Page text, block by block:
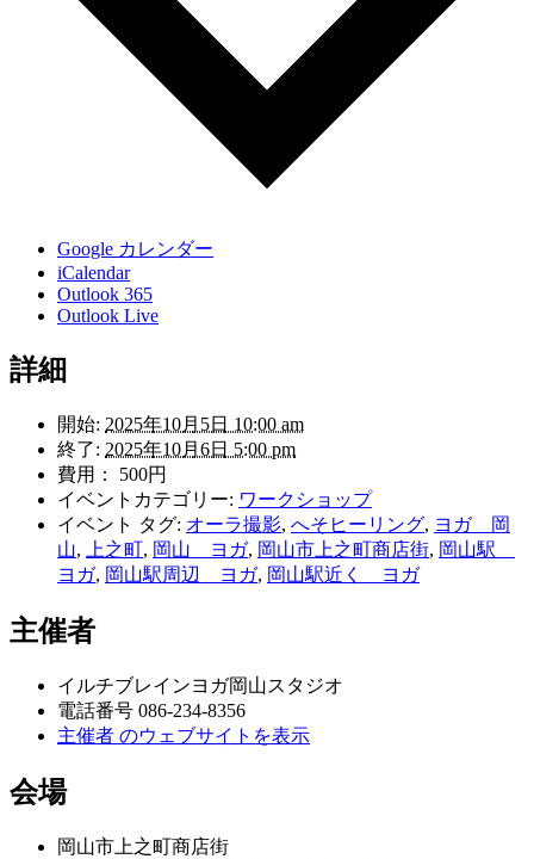
Google カレンダー
iCalendar
Outlook 365
Outlook Live
詳細
開始: 2025年10月5日 10:00 am
終了: 2025年10月6日 5:00 pm
費用：
500円
イベントカテゴリー: ワークショップ
イベント タグ: オーラ撮影, へそヒーリング, ヨガ 岡
山, 上之町, 岡山 ヨガ, 岡山市上之町商店街, 岡山駅
ヨガ, 岡山駅周辺 ヨガ, 岡山駅近く ヨガ
主催者
イルチブレインヨガ岡山スタジオ
電話番号 086-234-8356
主催者 のウェブサイトを表示
会場
岡山市上之町商店街